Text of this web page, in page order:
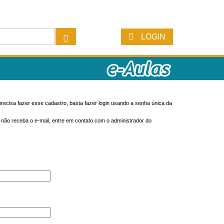
LOGIN
fazer esse cadastro, basta fazer login usando a senha única da
receba o e-mail, entre em contato com o administrador do